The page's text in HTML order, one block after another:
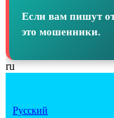
Если вам пишут
это мошенники.
ru
Русский